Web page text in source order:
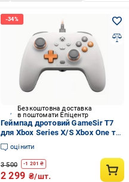
Безкоштовна доставка
в поштомати Епіцентр
Геймпад дротовий GameSir T7
для Xbox Series X/S Xbox One та
ПК Hall Effect стіки Plug&Play
(3084828980)
оцінити
3 500 -1 201 ₴
2 299 ₴/шт.